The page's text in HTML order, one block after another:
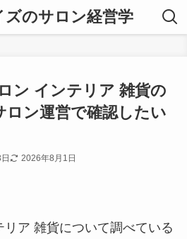
ズのサロン経営学
ン インテリア 雑貨の
ロン運営で確認したい
2026年8月1日
ア 雑貨について調べている